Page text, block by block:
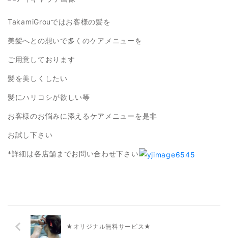
TakamiGrouではお客様の髪を
美髪へとの想いで多くのケアメニューを
ご用意しております
髪を美しくしたい
髪にハリコシが欲しい等
お客様のお悩みに添えるケアメニューを是非
お試し下さい
*詳細は各店舗までお問い合わせ下さい
★オリジナル無料サービス★